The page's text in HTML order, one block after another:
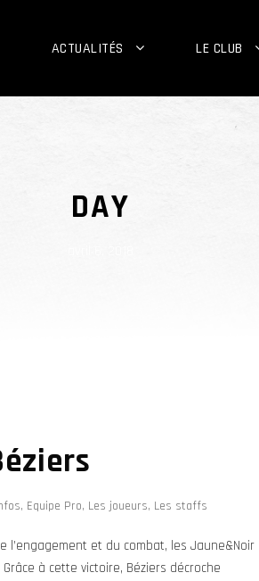
ACTUALITÉS LE CLUB
DAY
, Equipe Pro, Les joueurs, Les staffs
l’engagement et du combat, les Jaune&Noir
à cette victoire, Béziers décroche